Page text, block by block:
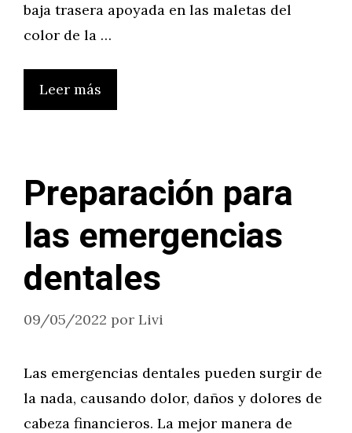
baja trasera apoyada en las maletas del
color de la …
Leer más
Preparación para
las emergencias
dentales
09/05/2022 por Livi
Las emergencias dentales pueden surgir de
la nada, causando dolor, daños y dolores de
cabeza financieros. La mejor manera de